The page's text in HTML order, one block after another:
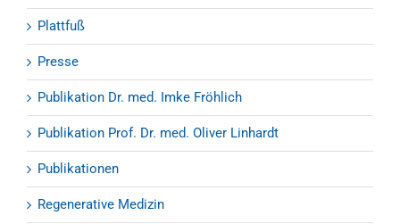
Plattfuß
Presse
Publikation Dr. med. Imke Fröhlich
Publikation Prof. Dr. med. Oliver Linhardt
Publikationen
Regenerative Medizin